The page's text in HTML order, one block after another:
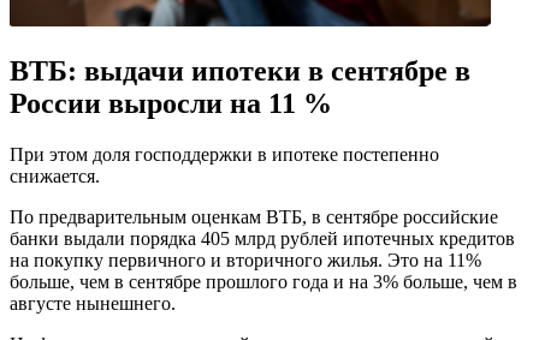
ВТБ: выдачи ипотеки в сентябре в
России выросли на 11 %
При этом доля господдержки в ипотеке постепенно
снижается.
По предварительным оценкам ВТБ, в сентябре российские
банки выдали порядка 405 млрд рублей ипотечных кредитов
на покупку первичного и вторичного жилья. Это на 11%
больше, чем в сентябре прошлого года и на 3% больше, чем в
августе нынешнего.